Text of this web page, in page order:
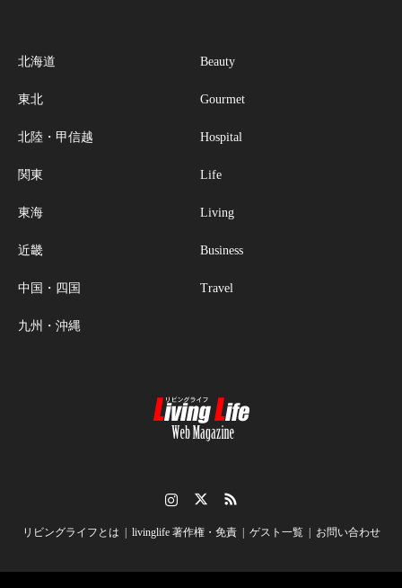
北海道
東北
北陸・甲信越
関東
東海
近畿
中国・四国
九州・沖縄
Beauty
Gourmet
Hospital
Life
Living
Business
Travel
リビングライフとは livinglife 著作権・免責 ゲスト一覧 お問い合わせ